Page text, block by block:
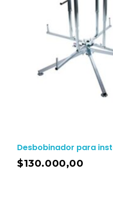
Desbobinador para
$130.000,00